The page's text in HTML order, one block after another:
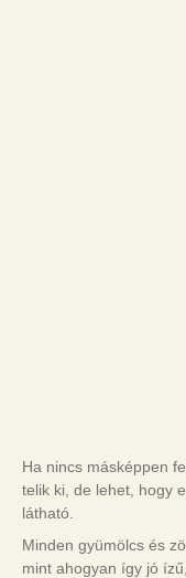
Ha nincs másképpen
telik ki, de lehet, hogy
látható.
Minden gyümölcs és
mint ahogyan így jó